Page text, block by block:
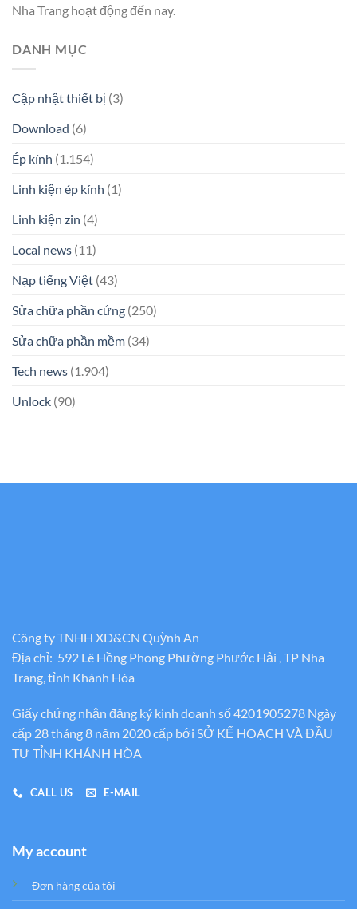
Nha Trang hoạt động đến nay.
DANH MỤC
Cập nhật thiết bị (3)
Download (6)
Ép kính (1.154)
Linh kiện ép kính (1)
Linh kiện zin (4)
Local news (11)
Nạp tiếng Việt (43)
Sửa chữa phần cứng (250)
Sửa chữa phần mềm (34)
Tech news (1.904)
Unlock (90)
Công ty TNHH XD&CN Quỳnh An
Địa chỉ: 592 Lê Hồng Phong Phường Phước Hải , TP Nha
Trang, tỉnh Khánh Hòa
Giấy chứng nhận đăng ký kinh doanh số 4201905278 Ngày
cấp 28 tháng 8 năm 2020 cấp bới SỞ KẾ HOẠCH VÀ ĐẦU
TƯ TỈNH KHÁNH HÒA
CALL US E-MAIL
My account
Đơn hàng của tôi